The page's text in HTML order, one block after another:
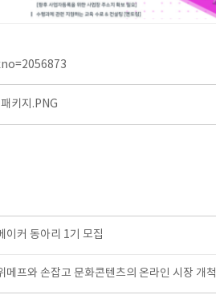
키지.PNG
이커 동아리 1기 모집
메프와 손잡고 문화콘텐츠의 온라인 시장 개척